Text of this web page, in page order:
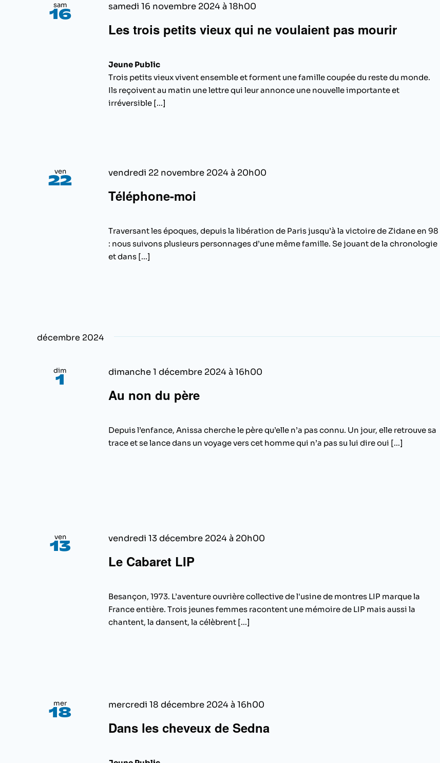
sam
16
Les trois petits vieux qui ne voulaient pas mourir
samedi 16 novembre 2024 à 18h00
Jeune Public
Trois petits vieux vivent ensemble et forment une famille coupée du reste du monde.
Ils reçoivent au matin une lettre qui leur annonce une nouvelle importante et
irréversible [...]
ven
22
Téléphone-moi
vendredi 22 novembre 2024 à 20h00
Traversant les époques, depuis la libération de Paris jusqu’à la victoire de Zidane en 98
: nous suivons plusieurs personnages d’une même famille. Se jouant de la chronologie
et dans [...]
décembre 2024
dim
1
Au non du père
dimanche 1 décembre 2024 à 16h00
Depuis l’enfance, Anissa cherche le père qu’elle n’a pas connu. Un jour, elle retrouve sa
trace et se lance dans un voyage vers cet homme qui n’a pas su lui dire oui [...]
ven
13
Le Cabaret LIP
vendredi 13 décembre 2024 à 20h00
Besançon, 1973. L’aventure ouvrière collective de l'usine de montres LIP marque la
France entière. Trois jeunes femmes racontent une mémoire de LIP mais aussi la
chantent, la dansent, la célèbrent [...]
mer
18
Dans les cheveux de Sedna
mercredi 18 décembre 2024 à 16h00